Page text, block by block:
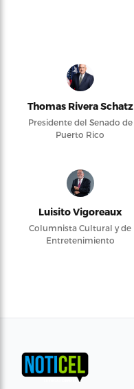
Thomas Rivera Schatz
Presidente del Senado de
Puerto Rico
Luisito Vigoreaux
Columnista Cultural y de
Entretenimiento